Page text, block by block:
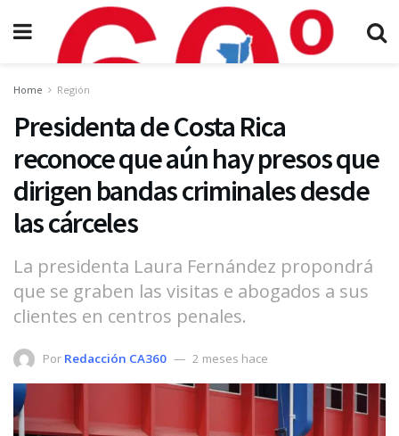
Home Región
Presidenta de Costa Rica
reconoce que aún hay presos que
dirigen bandas criminales desde
las cárceles
La presidenta Laura Fernández propondrá
que se graben las visitas e abogados a sus
clientes en centros penales.
Por Redacción CA360 2 meses hace